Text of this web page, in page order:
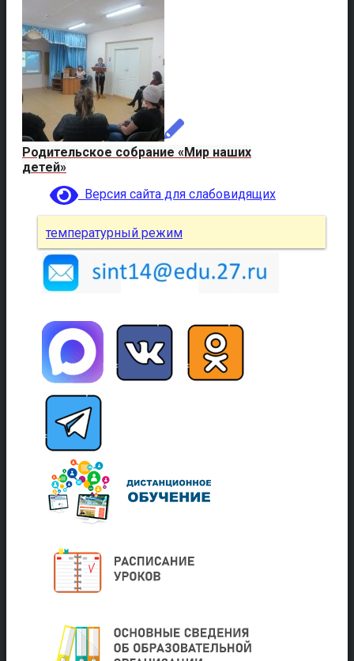
Родительское собрание «Мир наших
детей»
Версия сайта для слабовидящих
температурный режим